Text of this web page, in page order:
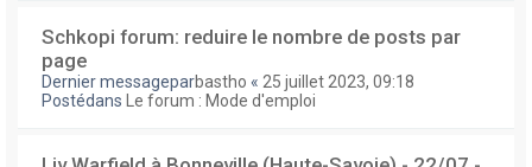
Schkopi forum: reduire le nombre de posts par
page
Dernier messageparbastho « 25 juillet 2023, 09:18
Postédans
Le forum : Mode d'emploi